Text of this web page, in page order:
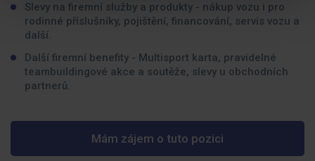
Slevy na firemní služby a produkty - nákup vozu i pro
rodinné příslušníky, pojištění, financování, servis vozu a
další.
Další firemní benefity - Multisport karta, pravidelné
teambuildingové akce a soutěže, slevy u obchodních
partnerů.
Mám zájem o tuto pozici